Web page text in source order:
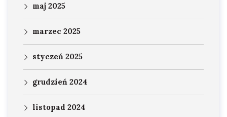
maj 2025
marzec 2025
styczeń 2025
grudzień 2024
listopad 2024